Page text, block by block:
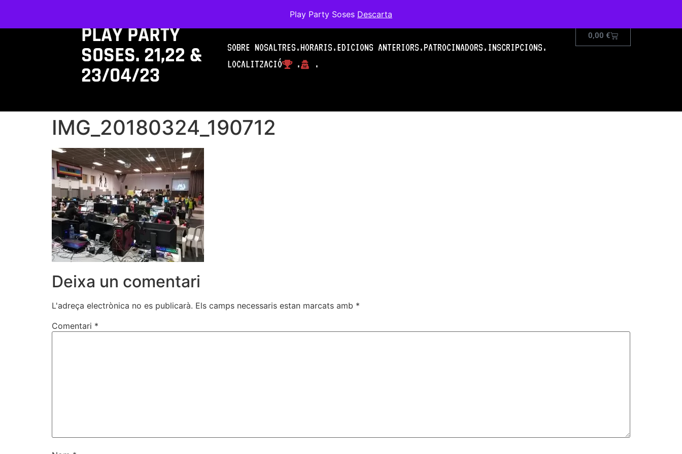
Play Party Soses Descarta
PLAY PARTY
SOSES. 21,22 &
23/04/23
SOBRE NOSALTRES.HORARIS.EDICIONS ANTERIORS.PATROCINADORS. INSCRIPCIONS.
LOCALITZACIÓ
. .
0,00 €
IMG_20180324_190712
Deixa un comentari
L'adreça electrònica no es publicarà. Els camps necessaris estan marcats amb *
Comentari *